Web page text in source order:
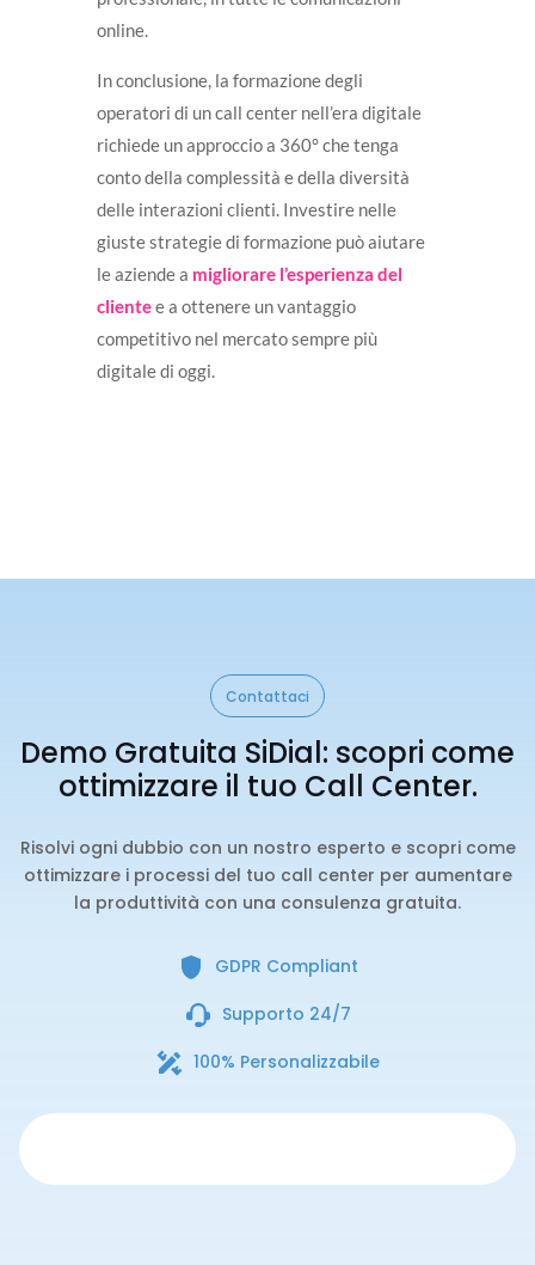
online.
In conclusione, la formazione degli
operatori di un call center nell’era digitale
richiede un approccio a 360° che tenga
conto della complessità e della diversità
delle interazioni clienti. Investire nelle
giuste strategie di formazione può aiutare
le aziende a migliorare l’esperienza del
clientee a ottenere un vantaggio
competitivo nel mercato sempre più
digitale di oggi.
Contattaci
Demo Gratuita SiDial: scopri come
ottimizzare il tuo Call Center.
Risolvi ogni dubbio con un nostro esperto e scopri come
ottimizzare i processi del tuo call center per aumentare
la produttività con una consulenza gratuita.
GDPR Compliant
Supporto 24/7
100% Personalizzabile